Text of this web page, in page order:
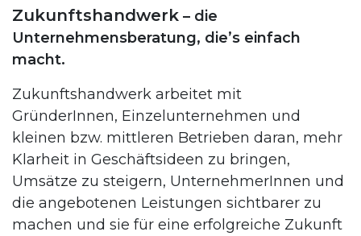
Zukunftshandwerk – die
Unternehmensberatung, die’s einfach
macht.
Zukunftshandwerk arbeitet mit
GründerInnen, Einzelunternehmen und
kleinen bzw. mittleren Betrieben daran, mehr
Klarheit in Geschäftsideen zu bringen,
Umsätze zu steigern, UnternehmerInnen und
die angebotenen Leistungen sichtbarer zu
machen und sie für eine erfolgreiche Zukunft